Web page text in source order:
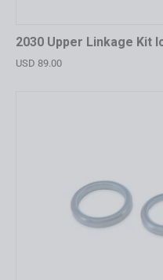
2030 Upper Linkage Kit
USD 89.00